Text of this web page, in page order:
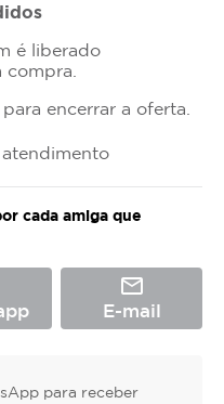
é liberado
encerrar a oferta.
atendimento
cada amiga que
mail_outline
E-mail
para receber